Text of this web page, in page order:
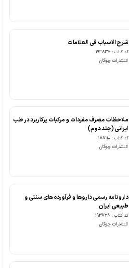
شرح الاسباب فی العلامات
کد کتاب : 193835
انتشارات چوگان
ملاحظات مصرف مفردات و مرکبات پرکاربرد در طب
ایرانی (جلد دوم)
کد کتاب : 188110
انتشارات چوگان
دارونامه رسمی داروها و فرآورده های سنتی و
طبیعی ایران
کد کتاب : 193838
انتشارات چوگان